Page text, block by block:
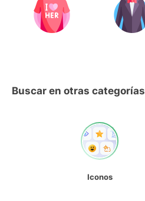
Buscar en otras categorías
Iconos